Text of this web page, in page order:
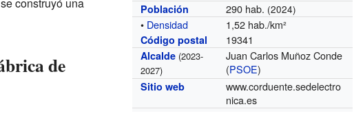
Población 290 hab. (2024)
• Densidad 1,52 hab./km²
Código postal 19341
Alcalde (2023-
2027)
Juan Carlos Muñoz Conde
(PSOE)
Sitio web
www.corduente.sedelectro
nica.es
de